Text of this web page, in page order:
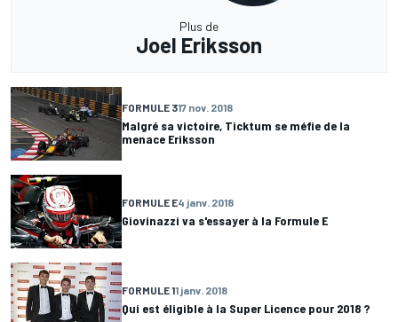
Plus de
Joel Eriksson
FORMULE 317 nov. 2018
Malgré sa victoire, Ticktum se méfie de la
menace Eriksson
FORMULE E4 janv. 2018
Giovinazzi va s'essayer à la Formule E
FORMULE 11 janv. 2018
Qui est éligible à la Super Licence pour 2018 ?